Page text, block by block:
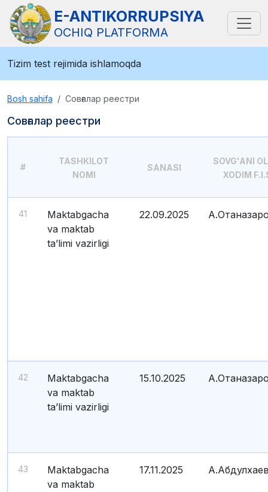
E-ANTIKORRUPSIYA
OCHIQ PLATFORMA
Tizim test rejimida ishlamoqda
Bosh sahifa Совғалар реестри
Совғалар реестри
#
TASHKILOT
NOMI
SANASI
SOVG'ANI
XODIM
41
Maktabgacha
va maktab
ta’limi vazirligi
22.09.2025
42
Maktabgacha
va maktab
ta’limi vazirligi
15.10.2025
43
Maktabgacha
va maktab
17.11.2025